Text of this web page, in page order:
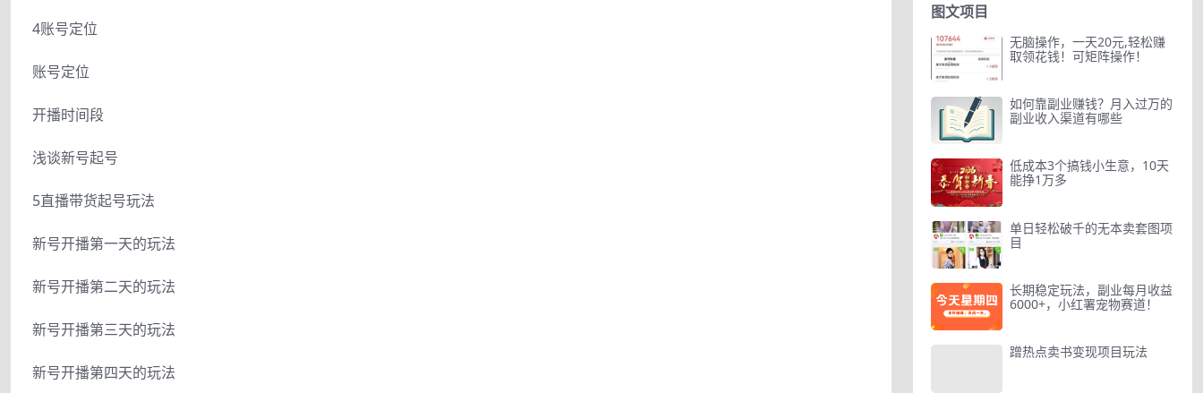
4账号定位
账号定位
开播时间段
浅谈新号起号
5直播带货起号玩法
新号开播第一天的玩法
新号开播第二天的玩法
新号开播第三天的玩法
新号开播第四天的玩法
图文项目
无脑操作，一天20元,轻松赚
取领花钱！可矩阵操作！
如何靠副业赚钱？月入过万的
副业收入渠道有哪些
低成本3个搞钱小生意，10天
能挣1万多
单日轻松破千的无本卖套图项
目
长期稳定玩法，副业每月收益
6000+，小红署宠物赛道！
蹭热点卖书变现项目玩法